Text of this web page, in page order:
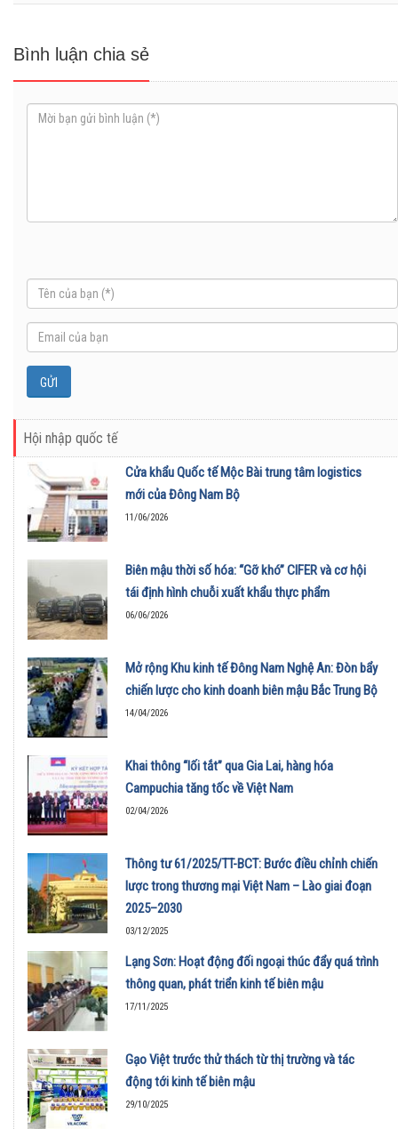
Bình luận chia sẻ
Hội nhập quốc tế
Cửa khẩu Quốc tế Mộc Bài trung tâm logistics
mới của Đông Nam Bộ
11/06/2026
Biên mậu thời số hóa: “Gỡ khó” CIFER và cơ hội
tái định hình chuỗi xuất khẩu thực phẩm
06/06/2026
Mở rộng Khu kinh tế Đông Nam Nghệ An: Đòn bẩy
chiến lược cho kinh doanh biên mậu Bắc Trung Bộ
14/04/2026
Khai thông “lối tắt” qua Gia Lai, hàng hóa
Campuchia tăng tốc về Việt Nam
02/04/2026
Thông tư 61/2025/TT-BCT: Bước điều chỉnh chiến
lược trong thương mại Việt Nam – Lào giai đoạn
2025–2030
03/12/2025
Lạng Sơn: Hoạt động đối ngoại thúc đẩy quá trình
thông quan, phát triển kinh tế biên mậu
17/11/2025
Gạo Việt trước thử thách từ thị trường và tác
động tới kinh tế biên mậu
29/10/2025